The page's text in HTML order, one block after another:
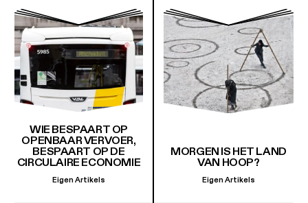
WIE BESPAART OP
OPENBAAR VERVOER,
BESPAART OP DE
CIRCULAIRE ECONOMIE
Eigen Artikels
MORGEN IS HET LAND
VAN HOOP?
Eigen Artikels